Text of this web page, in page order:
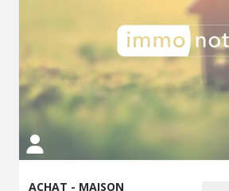
ACHAT - MAISON